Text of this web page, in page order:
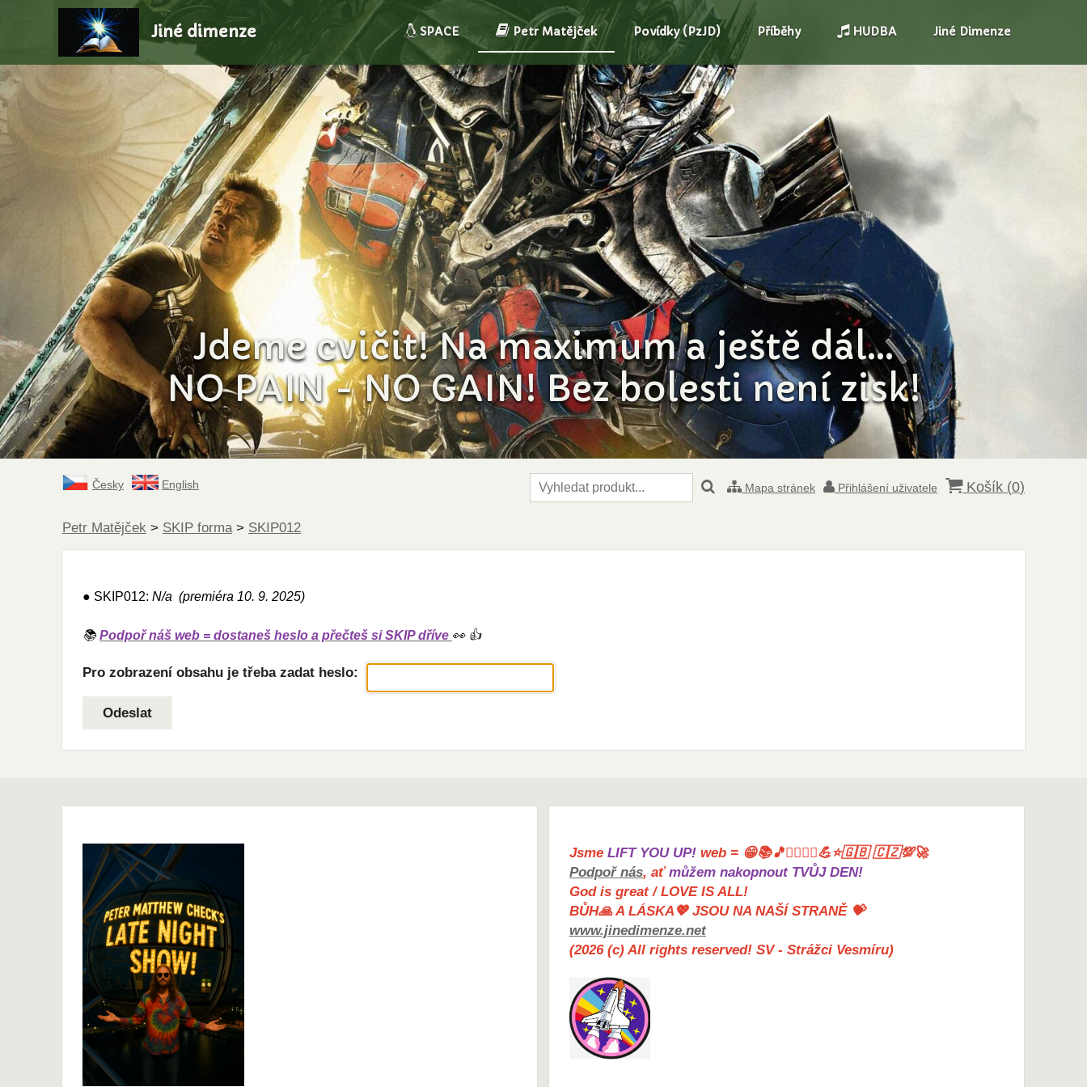
Jdeme cvičit! Na maximum a ještě dál...
NO PAIN - NO GAIN! Bez bolesti není zisk!
Jiné dimenze SPACE Petr Matějček Povídky (PzJD) Příběhy HUDBA Jiné Dimenze
Česky English Mapa stránek Přihlášení uživatele Košík (0)
Petr Matějček > SKIP forma > SKIP012
● SKIP012: N/a (premiéra 10. 9. 2025)
📚Podpoř náš web = dostaneš heslo a přečteš si SKIP dříve 👀 👍
Pro zobrazení obsahu je třeba zadat heslo:
Jsme LIFT YOU UP! web = 😁📚🎵🤸‍♀️🏋️‍♀️💪⭐🇬🇧 🇨🇿💯🚀
Podpoř nás, aťmůžem nakopnout TVŮJ DEN!
God is great / LOVE IS ALL!
BŮH🙏 A LÁSKA💖 JSOU NA NAŠÍ STRANĚ 💝
www.jinedimenze.net
(2026 (c) All rights reserved! SV - Strážci Vesmíru)